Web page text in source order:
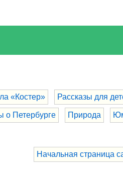
«Костер» Рассказы для
о Петербурге Природа
Начальная страница